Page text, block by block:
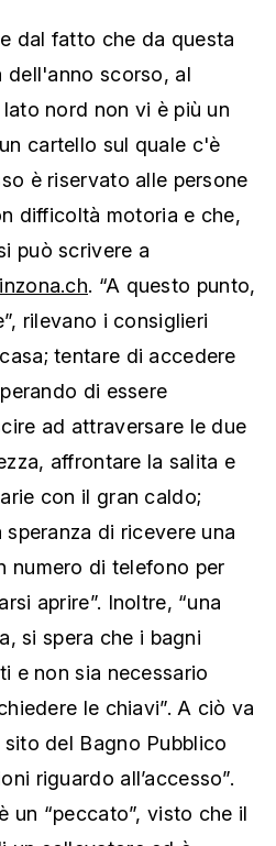
dal fatto che da questa
dell'anno scorso, al
nord non vi è più un
cartello sul quale c'è
è riservato alle persone
difficoltà motoria e che,
può scrivere a
. “A questo punto,
rilevano i consiglieri
tentare di accedere
di essere
ad attraversare le due
affrontare la salita e
con il gran caldo;
speranza di ricevere una
numero di telefono per
aprire”. Inoltre, “una
si spera che i bagni
e non sia necessario
le chiavi”. A ciò va
del Bagno Pubblico
riguardo all’accesso”.
un “peccato”, visto che il